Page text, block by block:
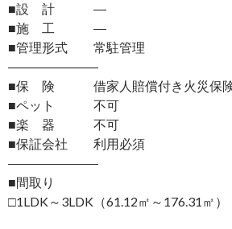
■設 計 ―
■施 工 ―
■管理形式 常駐管理
―――――――
■保 険 借家人賠償付き火災保険
■ペット 不可
■楽 器 不可
■保証会社 利用必須
―――――――
■間取り
□1LDK～3LDK（61.12㎡～176.31㎡）